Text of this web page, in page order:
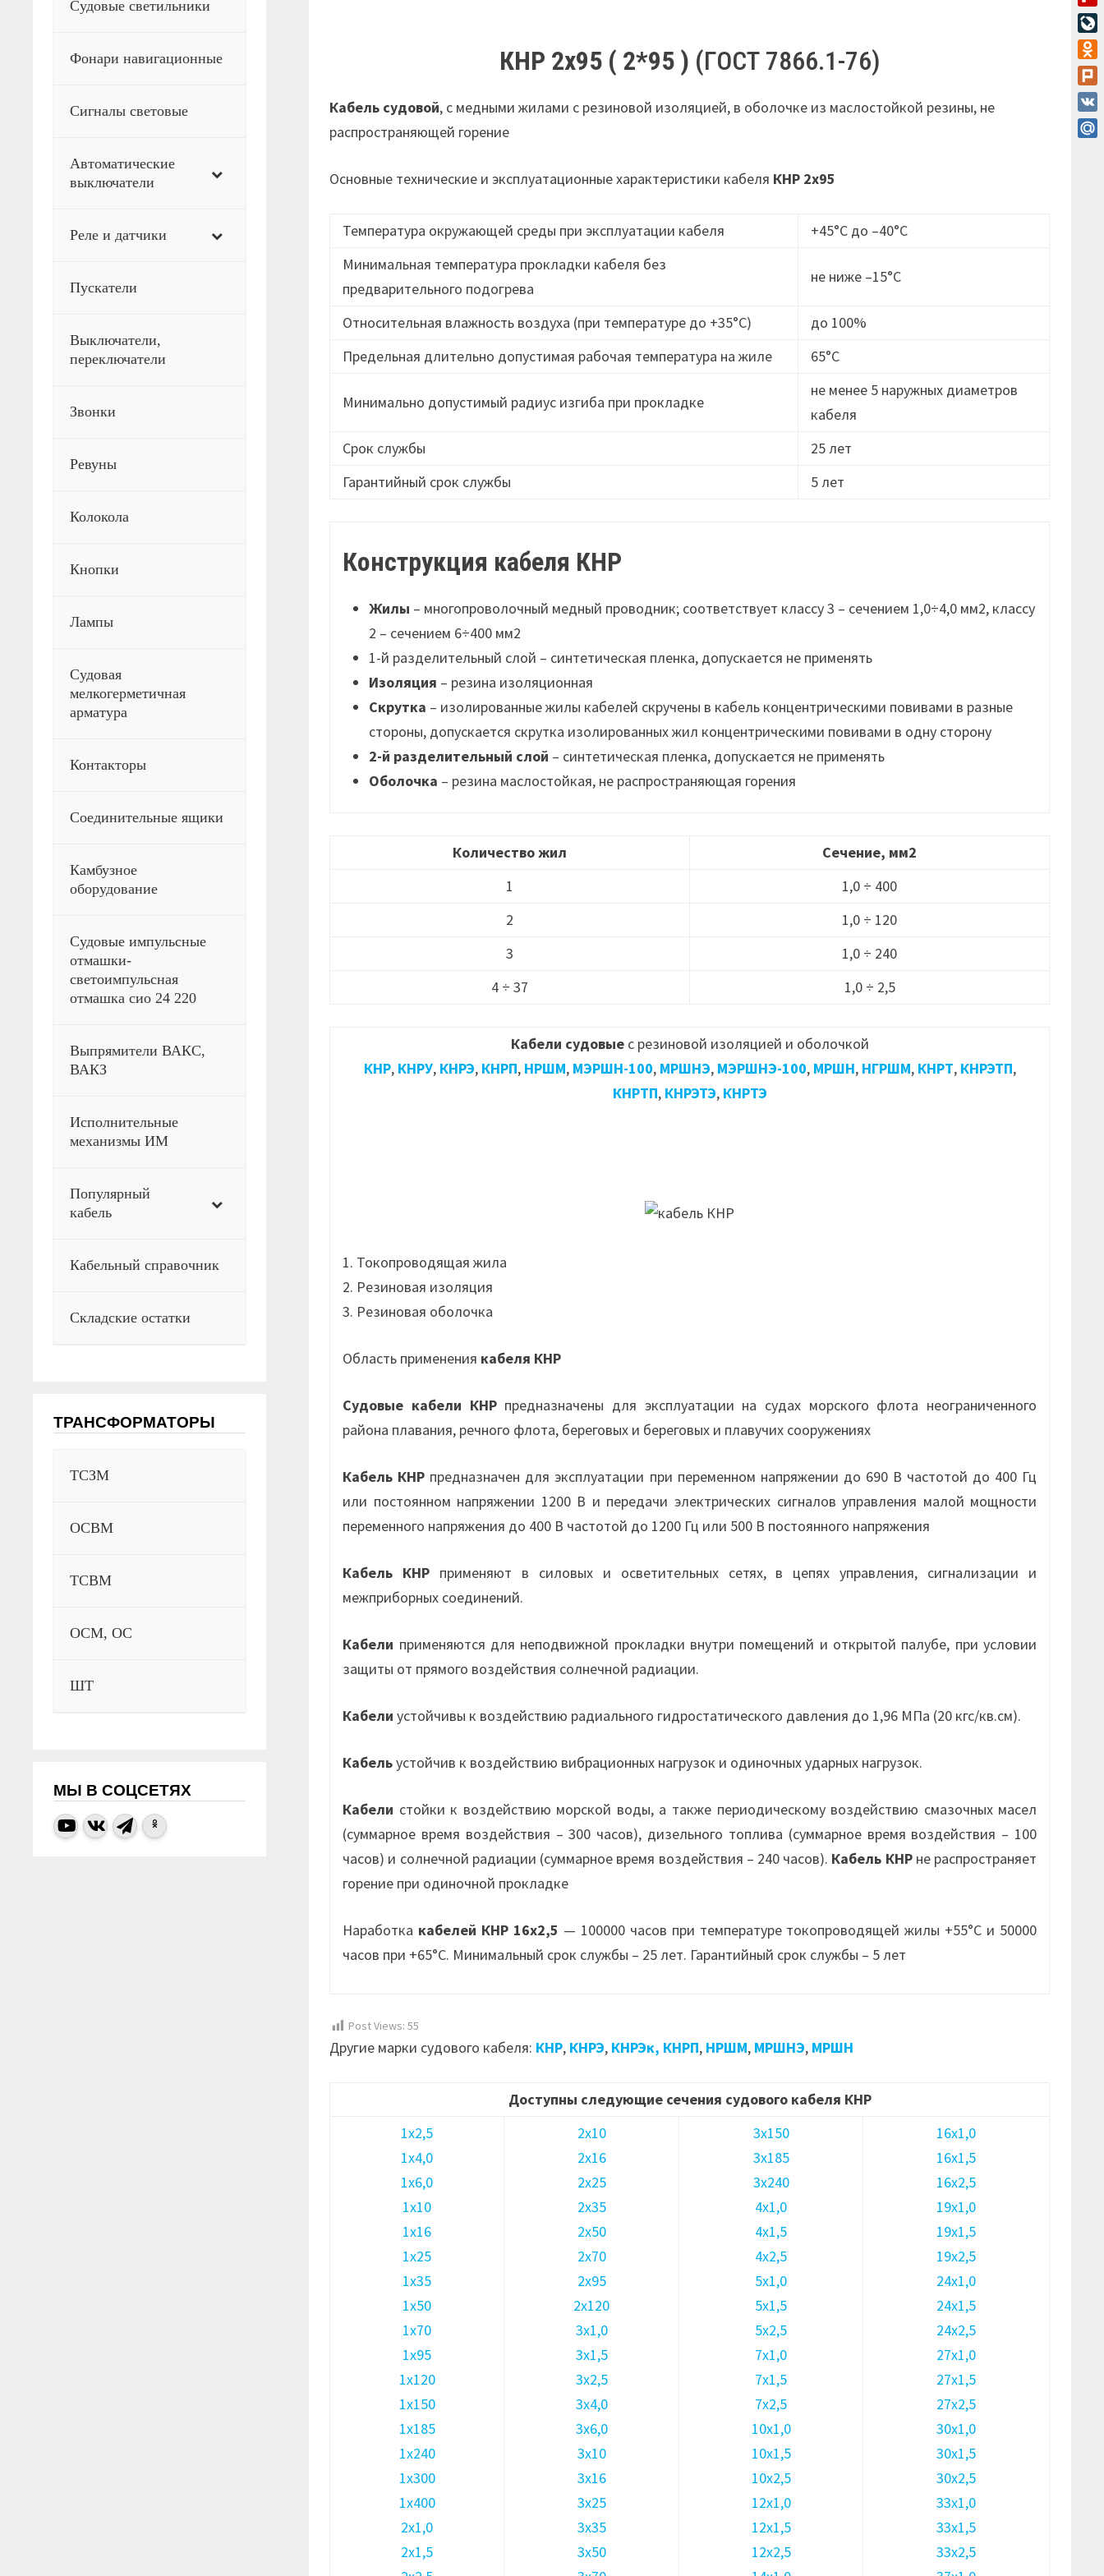
КНР 2х95 ( 2*95 ) (ГОСТ 7866.1-76)
Кабель судовой, с медными жилами с резиновой изоляцией, в оболочке из маслостойкой резины, не
распространяющей горение
Основные технические и эксплуатационные характеристики кабеля КНР 2х95
Температура окружающей среды при эксплуатации кабеля
+45°С до –40°С
Минимальная температура прокладки кабеля без
предварительного подогрева
не ниже –15°C
Относительная влажность воздуха (при температуре до +35°С)
до 100%
Предельная длительно допустимая рабочая температура на жиле
65°С
Минимально допустимый радиус изгиба при прокладке
не менее 5 наружных диаметров
кабеля
Срок службы
25 лет
Гарантийный срок службы
5 лет
Конструкция кабеля КНР
Жилы – многопроволочный медный проводник; соответствует классу 3 – сечением 1,0÷4,0 мм2, классу
2 – сечением 6÷400 мм2
1-й разделительный слой – синтетическая пленка, допускается не применять
Изоляция – резина изоляционная
Скрутка – изолированные жилы кабелей скручены в кабель концентрическими повивами в разные
стороны, допускается скрутка изолированных жил концентрическими повивами в одну сторону
2-й разделительный слой – синтетическая пленка, допускается не применять
Оболочка – резина маслостойкая, не распространяющая горения
Количество жил
Сечение, мм2
1
1,0 ÷ 400
2
1,0 ÷ 120
3
1,0 ÷ 240
4 ÷ 37
1,0 ÷ 2,5
Кабели судовыес резиновой изоляцией и оболочкой
КНР, КНРУ, КНРЭ, КНРП, НРШМ, МЭРШН-100, МРШНЭ, МЭРШНЭ-100, МРШН, НГРШМ, КНРТ, КНРЭТП,
КНРТП, КНРЭТЭ, КНРТЭ
1. Токопроводящая жила
2. Резиновая изоляция
3. Резиновая оболочка
Область применения кабеля КНР
Судовые кабели КНРпредназначены для эксплуатации на судах морского флота неограниченного
района плавания, речного флота, береговых и береговых и плавучих сооружениях
Кабель КНР предназначен для эксплуатации при переменном напряжении до 690 В частотой до 400 Гц
или постоянном напряжении 1200 В и передачи электрических сигналов управления малой мощности
переменного напряжения до 400 В частотой до 1200 Гц или 500 В постоянного напряжения
Кабель КНР применяют в силовых и осветительных сетях, в цепях управления, сигнализации и
межприборных соединений.
Кабели применяются для неподвижной прокладки внутри помещений и открытой палубе, при условии
защиты от прямого воздействия солнечной радиации.
Кабели устойчивы к воздействию радиального гидростатического давления до 1,96 МПа (20 кгс/кв.см).
Кабельустойчив к воздействию вибрационных нагрузок и одиночных ударных нагрузок.
Кабели стойки к воздействию морской воды, а также периодическому воздействию смазочных масел
(суммарное время воздействия – 300 часов), дизельного топлива (суммарное время воздействия – 100
часов) и солнечной радиации (суммарное время воздействия – 240 часов). Кабель КНРне распространяет
горение при одиночной прокладке
Наработка кабелей КНР 16х2,5 — 100000 часов при температуре токопроводящей жилы +55°С и 50000
часов при +65°С. Минимальный срок службы – 25 лет. Гарантийный срок службы – 5 лет
Post Views: 55
Другие марки судового кабеля: КНР, КНРЭ, КНРЭк, КНРП, НРШМ, МРШНЭ, МРШН
Доступны следующие сечения судового кабеля КНР
1х2,5
1х4,0
1х6,0
1х10
1х16
1х25
1х35
1х50
1х70
1х95
1х120
1х150
1х185
1х240
1х300
1х400
2х1,0
2х1,5
2х10
2х16
2х25
2х35
2х50
2х70
2х95
2х120
3х1,0
3х1,5
3х2,5
3х4,0
3х6,0
3х10
3х16
3х25
3х35
3х50
3х150
3х185
3х240
4х1,0
4х1,5
4х2,5
5х1,0
5х1,5
5х2,5
7х1,0
7х1,5
7х2,5
10х1,0
10х1,5
10х2,5
12х1,0
12х1,5
12х2,5
16х1,0
16х1,5
16х2,5
19х1,0
19х1,5
19х2,5
24х1,0
24х1,5
24х2,5
27х1,0
27х1,5
27х2,5
30х1,0
30х1,5
30х2,5
33х1,0
33х1,5
33х2,5
Судовые светильники
Фонари навигационные
Сигналы световые
Автоматические
выключатели
Реле и датчики
Пускатели
Выключатели,
переключатели
Звонки
Ревуны
Колокола
Кнопки
Лампы
Судовая
мелкогерметичная
арматура
Контакторы
Соединительные ящики
Камбузное
оборудование
Судовые импульсные
отмашки-
светоимпульсная
отмашка сио 24 220
Выпрямители ВАКС,
ВАКЗ
Исполнительные
механизмы ИМ
Популярный
кабель
Кабельный справочник
Складские остатки
ТРАНСФОРМАТОРЫ
ТСЗМ
ОСВМ
ТСВМ
ОСМ, ОС
ШТ
МЫ В СОЦСЕТЯХ
VK